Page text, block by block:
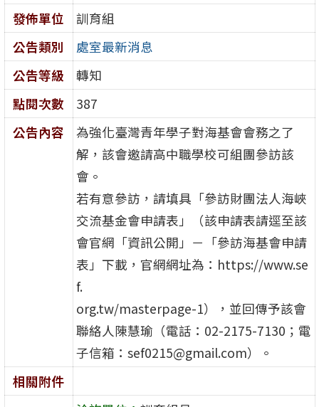
發佈單位
訓育組
公告類別
處室最新消息
公告等級
轉知
點閱次數
387
公告內容
為強化臺灣青年學子對海基會會務之了
解，該會邀請高中職學校可組團參訪該
會。
若有意參訪，請填具「參訪財團法人海峽
交流基金會申請表」（該申請表請逕至該
會官網「資訊公開」－「參訪海基會申請
表」下載，官網網址為：https://www.se
f.
org.tw/masterpage-1），並回傳予該會
聯絡人陳慧瑜（電話：02-2175-7130；電
子信箱：sef0215@gmail.com）。
相關附件